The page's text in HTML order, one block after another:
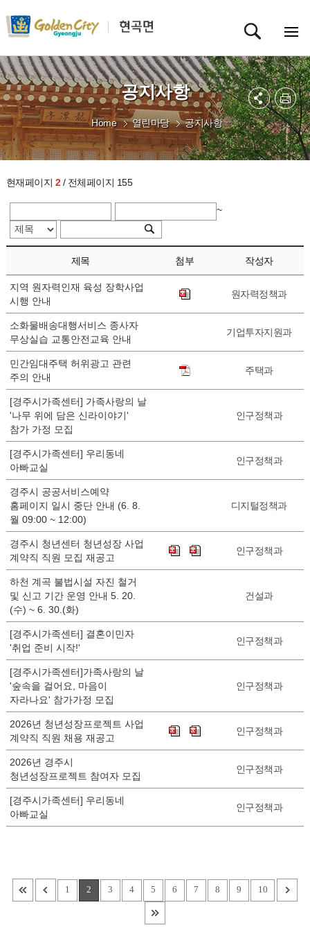
공지사항
Home 열린마당 공지사항
현재페이지 2/ 전체페이지 155
~
제목 첨부 작성자
지역 원자력인재 육성 장학사업
시행 안내
원자력정책과
소화물배송대행서비스 종사자
무상실습 교통안전교육 안내
기업투자지원과
민간임대주택 허위광고 관련
주의 안내
주택과
[경주시가족센터] 가족사랑의 날
'나무 위에 담은 신라이야기'
참가 가정 모집
인구정책과
[경주시가족센터] 우리동네
아빠교실
인구정책과
경주시 공공서비스예약
홈페이지 일시 중단 안내 (6. 8.
월 09:00 ~ 12:00)
디지털정책과
경주시 청년센터 청년성장 사업
계약직 직원 모집 재공고
인구정책과
하천 계곡 불법시설 자진 철거
및 신고 기간 운영 안내 5. 20.
(수) ~ 6. 30.(화)
건설과
[경주시가족센터] 결혼이민자
'취업 준비 시작!'
인구정책과
[경주시가족센터]가족사랑의 날
'숲속을 걸어요, 마음이
자라나요' 참가가정 모집
인구정책과
2026년 청년성장프로젝트 사업
계약직 직원 채용 재공고
인구정책과
2026년 경주시
청년성장프로젝트 참여자 모집
인구정책과
[경주시가족센터] 우리동네
아빠교실
인구정책과
1 2 3 4 5 6 7 8 9 10